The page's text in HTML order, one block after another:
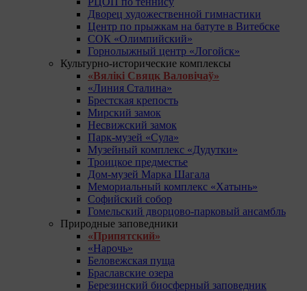
Дворец художественной гимнастики
Центр по прыжкам на батуте в Витебске
СОК «Олимпийский»
Горнолыжный центр «Логойск»
Культурно-исторические комплексы
«Вялікі Свяцк Валовічаў»
«Линия Сталина»
Брестская крепость
Мирский замок
Несвижский замок
Парк-музей «Сула»
Музейный комплекс «Дудутки»
Троицкое предместье
Дом-музей Марка Шагала
Мемориальный комплекс «Хатынь»
Софийский собор
Гомельский дворцово-парковый ансамбль
Природные заповедники
«Припятский»
«Нарочь»
Беловежская пуща
Браславские озера
Березинский биосферный заповедник